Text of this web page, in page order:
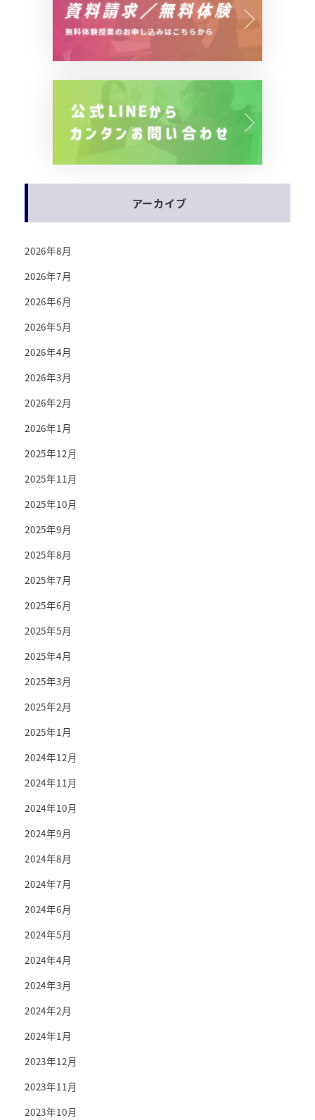
アーカイブ
2026年8月
2026年7月
2026年6月
2026年5月
2026年4月
2026年3月
2026年2月
2026年1月
2025年12月
2025年11月
2025年10月
2025年9月
2025年8月
2025年7月
2025年6月
2025年5月
2025年4月
2025年3月
2025年2月
2025年1月
2024年12月
2024年11月
2024年10月
2024年9月
2024年8月
2024年7月
2024年6月
2024年5月
2024年4月
2024年3月
2024年2月
2024年1月
2023年12月
2023年11月
2023年10月